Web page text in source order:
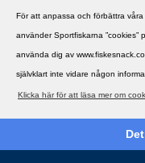
För att anpassa och förbättra
använder Sportfiskarna ”cookies”
använda dig av
självklart inte vidare någon
Klicka här för att läsa mer om
Copyright ©2002 - 2021,
Copyright ©